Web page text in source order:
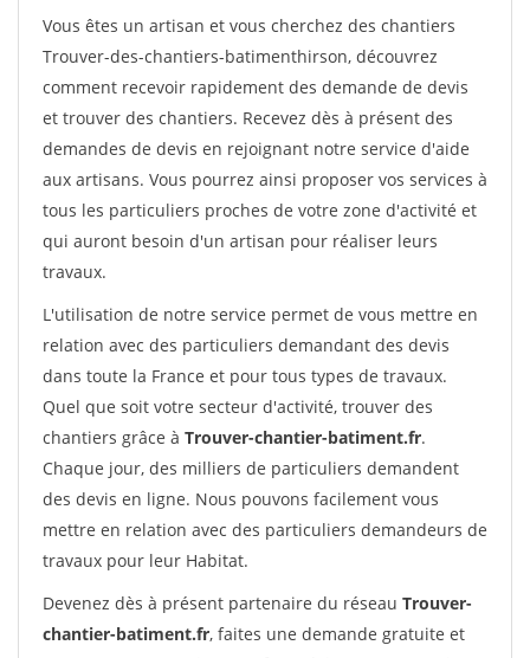
Vous êtes un artisan et vous cherchez des chantiers
Trouver-des-chantiers-batimenthirson, découvrez
comment recevoir rapidement des demande de devis
et trouver des chantiers. Recevez dès à présent des
demandes de devis en rejoignant notre service d'aide
aux artisans. Vous pourrez ainsi proposer vos services à
tous les particuliers proches de votre zone d'activité et
qui auront besoin d'un artisan pour réaliser leurs
travaux.
L'utilisation de notre service permet de vous mettre en
relation avec des particuliers demandant des devis
dans toute la France et pour tous types de travaux.
Quel que soit votre secteur d'activité, trouver des
chantiers grâce à Trouver-chantier-batiment.fr.
Chaque jour, des milliers de particuliers demandent
des devis en ligne. Nous pouvons facilement vous
mettre en relation avec des particuliers demandeurs de
travaux pour leur Habitat.
Devenez dès à présent partenaire du réseau Trouver-
chantier-batiment.fr, faites une demande gratuite et